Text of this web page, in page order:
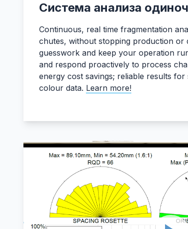
Система анализа
Continuous, real time fragmentation
chutes, without stopping production or
guesswork and keep your operation
and respond proactively to process
energy cost savings; reliable results
colour data. Learn more!